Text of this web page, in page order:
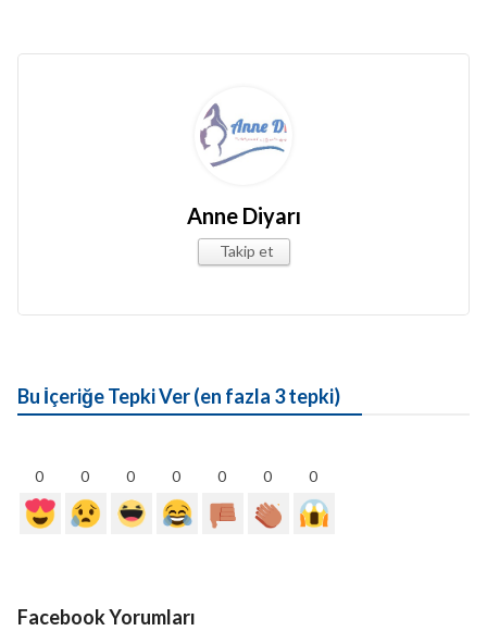
Anne Diyarı
Takip et
Bu İçeriğe Tepki Ver (en fazla 3 tepki)
0 0 0 0 0 0 0
Facebook Yorumları